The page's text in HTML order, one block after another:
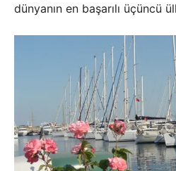
dünyanın en başarılı üçüncü